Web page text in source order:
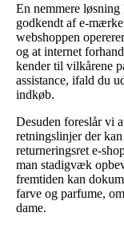
En nemmere
godkendt af e-
webshoppen
og at internet
kender til vilkårene
assistance, ifald du
indkøb.
Desuden foreslår vi
retningslinjer der
returneringsret e-
man stadigvæk
fremtiden kan
farve og parfume,
dame.